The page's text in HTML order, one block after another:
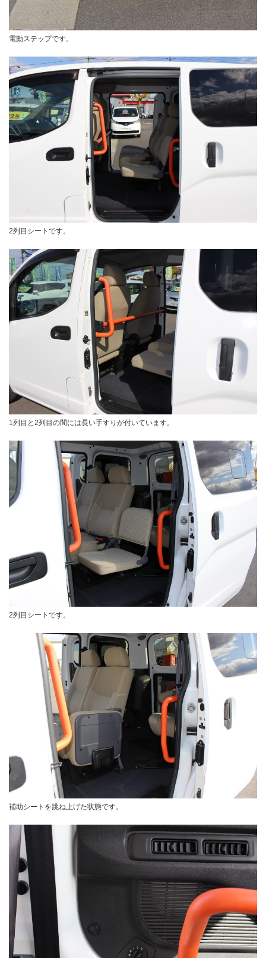
電動ステップです。
2列目シートです。
1列目と2列目の間には長い手すりが付いています。
2列目シートです。
補助シートを跳ね上げた状態です。